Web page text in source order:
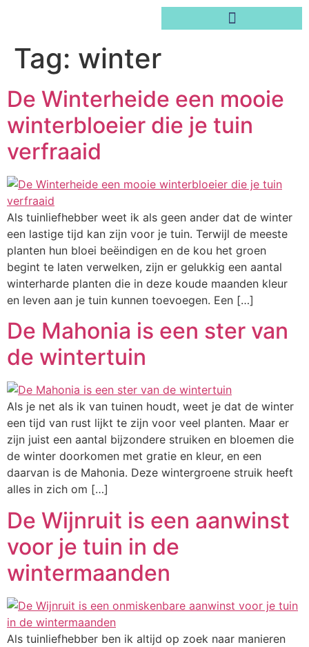
Tag: winter
De Winterheide een mooie
winterbloeier die je tuin
verfraaid
Als tuinliefhebber weet ik als geen ander dat de winter
een lastige tijd kan zijn voor je tuin. Terwijl de meeste
planten hun bloei beëindigen en de kou het groen
begint te laten verwelken, zijn er gelukkig een aantal
winterharde planten die in deze koude maanden kleur
en leven aan je tuin kunnen toevoegen. Een […]
De Mahonia is een ster van
de wintertuin
Als je net als ik van tuinen houdt, weet je dat de winter
een tijd van rust lijkt te zijn voor veel planten. Maar er
zijn juist een aantal bijzondere struiken en bloemen die
de winter doorkomen met gratie en kleur, en een
daarvan is de Mahonia. Deze wintergroene struik heeft
alles in zich om […]
De Wijnruit is een aanwinst
voor je tuin in de
wintermaanden
Als tuinliefhebber ben ik altijd op zoek naar manieren